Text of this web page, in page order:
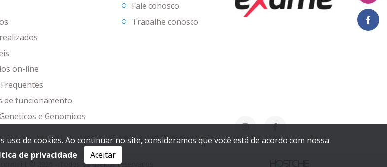
on-line
de funcionamento
e Genomicos
Fale conosco
Trabalhe conosco
© 2026 - Todos os direitos reservados
de cookies. Ao continuar no site, consideramos que você está de acordo com nossa
de privacidade
Aceitar